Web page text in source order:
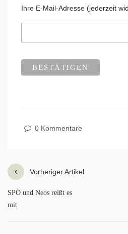
Ihre E-Mail-Adresse (jederzeit
0 Kommentare
Vorheriger Artikel
SPÖ und Neos reißt es
mit